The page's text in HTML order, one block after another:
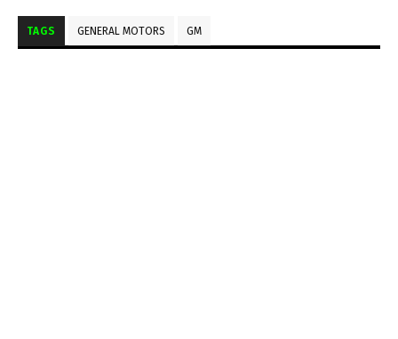
TAGS GENERAL MOTORS GM